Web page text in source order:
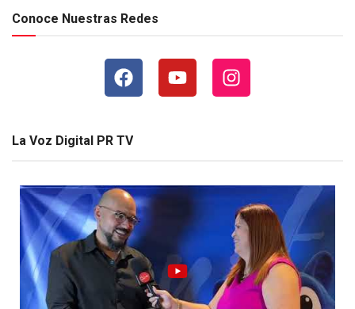
Conoce Nuestras Redes
La Voz Digital PR TV